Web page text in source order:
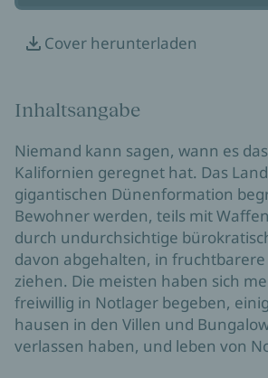
Cover herunterladen
Inhaltsangabe
Niemand kann sagen, wann es
Kalifornien geregnet hat. Das
gigantischen Dünenformation
Bewohner werden, teils mit
durch undurchsichtige
davon abgehalten, in fruchtbarere
ziehen. Die meisten haben sich
freiwillig in Notlager begeben,
hausen in den Villen und
verlassen haben, und leben von